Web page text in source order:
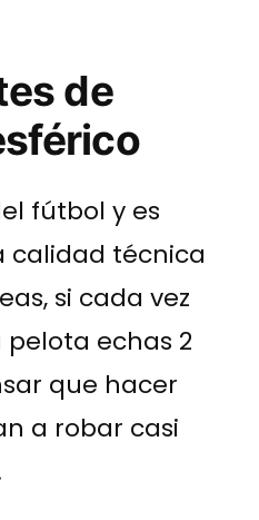
de
fútbol y es
calidad técnica
si cada vez
echas 2
que hacer
a robar casi